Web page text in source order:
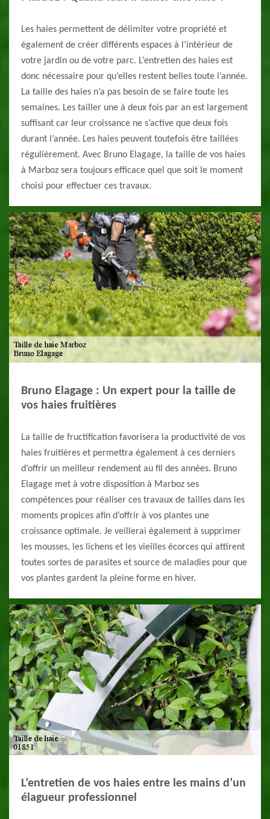
Les haies permettent de délimiter votre propriété et
également de créer différents espaces à l’intérieur de
votre jardin ou de votre parc. L’entretien des haies est
donc nécessaire pour qu’elles restent belles toute l’année.
La taille des haies n’a pas besoin de se faire toute les
semaines. Les tailler une à deux fois par an est largement
suffisant car leur croissance ne s’active que deux fois
durant l’année. Les haies peuvent toutefois être taillées
régulièrement. Avec Bruno Elagage, la taille de vos haies
à Marboz sera toujours efficace quel que soit le moment
choisi pour effectuer ces travaux.
Bruno Elagage : Un expert pour la taille de
vos haies fruitières
La taille de fructification favorisera la productivité de vos
haies fruitières et permettra également à ces derniers
d’offrir un meilleur rendement au fil des années. Bruno
Elagage met à votre disposition à Marboz ses
compétences pour réaliser ces travaux de tailles dans les
moments propices afin d’offrir à vos plantes une
croissance optimale. Je veillerai également à supprimer
les mousses, les lichens et les vieilles écorces qui attirent
toutes sortes de parasites et source de maladies pour que
vos plantes gardent la pleine forme en hiver.
L’entretien de vos haies entre les mains d’un
élagueur professionnel